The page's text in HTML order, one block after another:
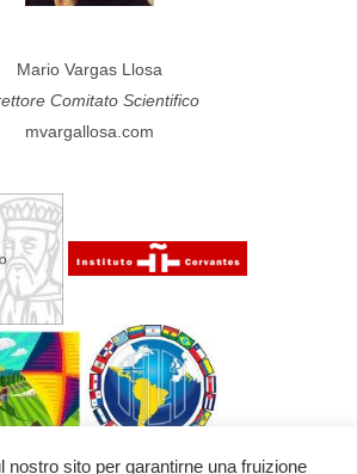
Mario Vargas Llosa
Comitato Scientifico
mvargallosa.com
nostro sito per garantirne una fruizione